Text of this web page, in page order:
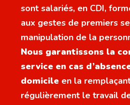
sont salariés, en CDI,
aux gestes de premiers
manipulation de la
Nous garantissons la
service en cas
domicileen la
régulièrement le travail